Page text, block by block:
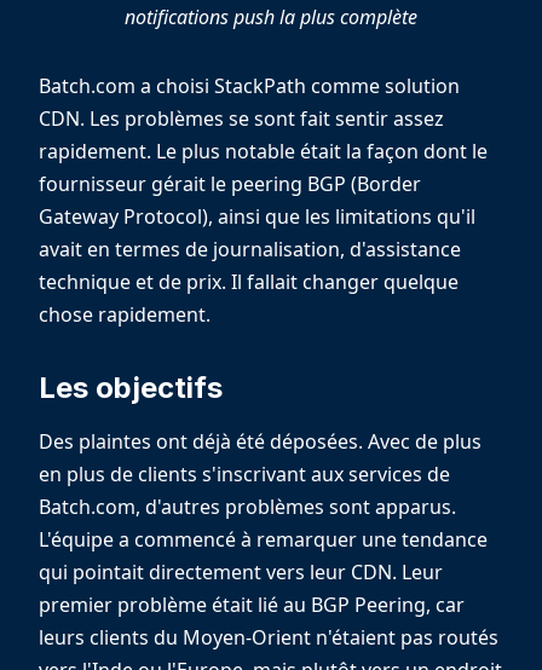
notifications push la plus complète
Batch.com a choisi StackPath comme solution
CDN. Les problèmes se sont fait sentir assez
rapidement. Le plus notable était la façon dont le
fournisseur gérait le peering BGP (Border
Gateway Protocol), ainsi que les limitations qu'il
avait en termes de journalisation, d'assistance
technique et de prix. Il fallait changer quelque
chose rapidement.
Les objectifs
Des plaintes ont déjà été déposées. Avec de plus
en plus de clients s'inscrivant aux services de
Batch.com, d'autres problèmes sont apparus.
L'équipe a commencé à remarquer une tendance
qui pointait directement vers leur CDN. Leur
premier problème était lié au BGP Peering, car
leurs clients du Moyen-Orient n'étaient pas routés